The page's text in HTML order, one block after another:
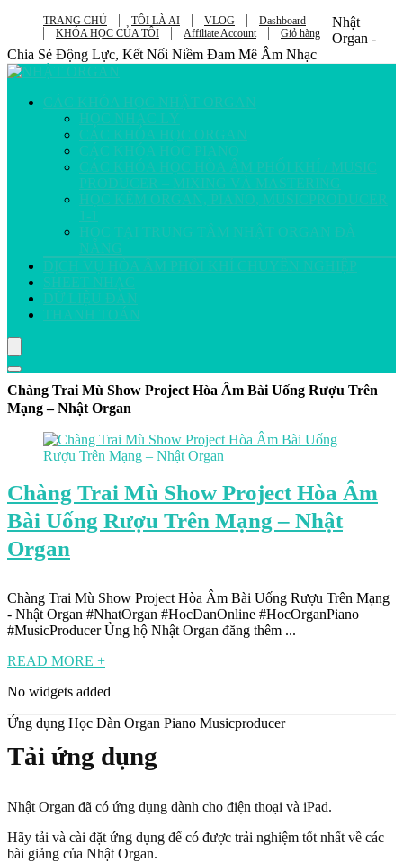
TRANG CHỦ TÔI LÀ AI VLOG
Dashboard
KHÓA HỌC CỦA TÔI
Affiliate Account Giỏ hàng
Nhật
Organ -
Chia Sẻ Động Lực, Kết Nối Niềm Đam Mê Âm Nhạc
CÁC KHÓA HỌC NHẬT ORGAN
HỌC NHẠC LÝ
CÁC KHÓA HỌC ORGAN
CÁC KHÓA HỌC PIANO
CÁC KHÓA HỌC HÒA ÂM PHỐI KHÍ / MUSIC
PRODUCER – MIXING VÀ MASTERING
HỌC KÈM ORGAN, PIANO, MUSICPRODUCER
1-1
HỌC TẠI TRUNG TÂM NHẬT ORGAN ĐÀ
NẴNG
DỊCH VỤ HÒA ÂM PHỐI KHÍ CHUYÊN NGHIỆP
SHEET NHẠC
DỮ LIỆU ĐÀN
THANH TOÁN
Chàng Trai Mù Show Project Hòa Âm Bài Uống Rượu Trên
Mạng – Nhật Organ
Chàng Trai Mù Show Project Hòa Âm
Bài Uống Rượu Trên Mạng – Nhật
Organ
Chàng Trai Mù Show Project Hòa Âm Bài Uống Rượu Trên Mạng
- Nhật Organ #NhatOrgan #HocDanOnline #HocOrganPiano
#MusicProducer Ủng hộ Nhật Organ đăng thêm ...
READ MORE +
No widgets added
Ứng dụng Học Đàn Organ Piano Musicproducer
Tải ứng dụng
Nhật Organ đã có ứng dụng dành cho điện thoại và iPad.
Hãy tải và cài đặt ứng dụng để có được trải nghiệm tốt nhất về các
bài giảng của Nhật Organ.